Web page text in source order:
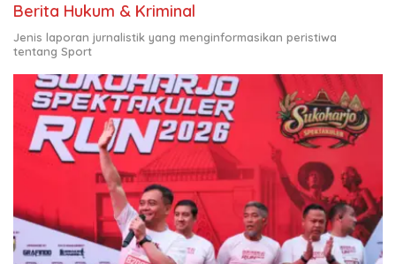
Berita Hukum & Kriminal
Jenis laporan jurnalistik yang menginformasikan peristiwa
tentang Sport